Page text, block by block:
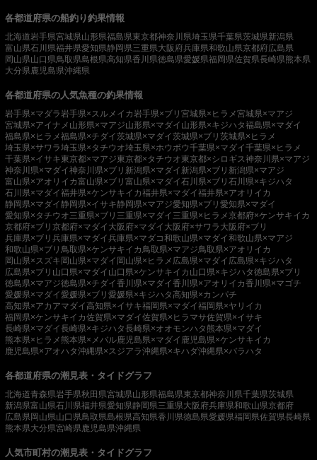
各都道府県の船釣り釣果情報
北海道岩手県宮城県山形県福島県東京都神奈川県埼玉県千葉県茨城県新潟県
富山県石川県福井県愛知県静岡県三重県大阪府兵庫県和歌山県京都府広島県
岡山県山口県鳥取県島根県高知県香川県徳島県愛媛県福岡県佐賀県長崎県熊本県
大分県鹿児島県沖縄県
各都道府県の人気魚種の釣果情報
岩手県×マダラ岩手県×スルメイカ岩手県×ブリ 宮城県×ヒラメ宮城県×マアジ
宮城県×アイナメ 山形県×マアジ山形県×マダイ 山形県×キジハタ福島県×マダイ
福島県×ヒラメ福島県×チダイ茨城県×マダイ茨城県×ブリ 茨城県×ヒラメ
埼玉県×サワラ埼玉県×タチウオ埼玉県×ホウボウ千葉県×マダイ千葉県×ヒラメ
千葉県×イサキ東京都×マアジ東京都×タチウオ東京都×シロギス神奈川県×マアジ
神奈川県×マダイ神奈川県×ブリ 新潟県×マダイ 新潟県×ブリ 新潟県×マアジ
富山県×アオリイカ富山県×ブリ 富山県×マダイ石川県×ブリ 石川県×キジハタ
石川県×マダイ福井県×ケンサキイカ福井県×マダイ福井県×アオリイカ
静岡県×マダイ 静岡県×イサキ静岡県×マアジ愛知県×ブリ 愛知県×マダイ
愛知県×タチウオ三重県×ブリ 三重県×マダイ 三重県×ヒラメ京都府×ケンサキイカ
京都府×ブリ 京都府×マダイ 大阪府×マダイ 大阪府×サワラ 大阪府×ブリ
兵庫県×ブリ 兵庫県×マダイ兵庫県×マダコ和歌山県×マダイ和歌山県×マアジ
和歌山県×ブリ 鳥取県×ケンサキイカ鳥取県×マアジ鳥取県×アオリイカ
岡山県×スズキ 岡山県×マダイ 岡山県×ヒラメ 広島県×マダイ 広島県×キジハタ
広島県×ブリ 山口県×マダイ 山口県×ケンサキイカ 山口県×キジハタ徳島県×ブリ
徳島県×マアジ徳島県×チダイ香川県×マダイ香川県×アオリイカ香川県×マゴチ
愛媛県×マダイ愛媛県×ブリ 愛媛県×キジハタ高知県×カンパチ
高知県×アカアマダイ高知県×イサキ福岡県×マダイ福岡県×ヤリイカ
福岡県×ケンサキイカ佐賀県×マダイ佐賀県×ヒラマサ佐賀県×イサキ
長崎県×マダイ長崎県×キジハタ長崎県×オオモンハタ 熊本県×マダイ
熊本県×ヒラメ 熊本県×メバル鹿児島県×マダイ 鹿児島県×ケンサキイカ
鹿児島県×アオハタ沖縄県×スジアラ沖縄県×キハダ沖縄県×バラハタ
各都道府県の潮見表・タイドグラフ
北海道青森県岩手県秋田県宮城県山形県福島県東京都神奈川県千葉県茨城県
新潟県富山県石川県福井県愛知県静岡県三重県大阪府兵庫県和歌山県京都府
広島県岡山県山口県鳥取県島根県高知県香川県徳島県愛媛県福岡県佐賀県長崎県
熊本県大分県宮崎県鹿児島県沖縄県
人気市町村の潮見表・タイドグラフ